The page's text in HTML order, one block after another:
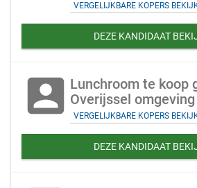
VERGELIJKBARE KOPERS
DEZE KANDIDAAT
account_box Lunchroom te koop
Overijssel
VERGELIJKBARE KOPERS
DEZE KANDIDAAT